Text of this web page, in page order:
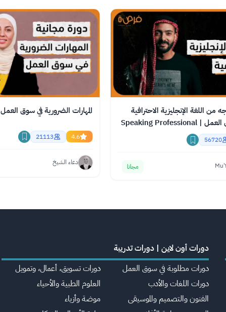
من اللغة الإنجليزية الاحترافية
لدخول سوق العمل | Speaking Professional
56720
مجانا
المهارات الضرورية في سوق العمل
4.6
21113
دعاء الشيخ
دورات أون لاين | دورات تدريبة
دورات مطلوبة في سوق العمل
دورات اللغات والأدب
الفنون والتصميم والموسيقى
دورات تسويق، أعمال، وتمويل
العلوم الطبية والأحياء
موضة وأزياء